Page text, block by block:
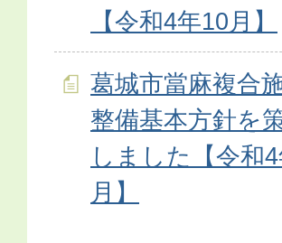
【令和4年10月】
葛城市當麻複合
整備基本方針を
しました【令和
月】